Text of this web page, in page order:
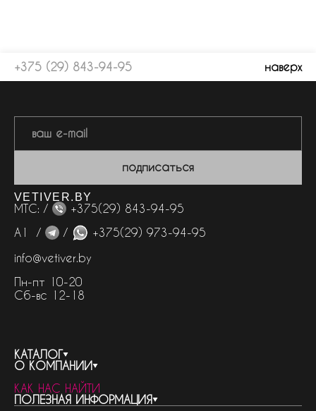
+375 (29) 843-94-95 наверх
подписаться
VETIVER.BY
МТС: /
+375(29) 843-94-95
А1 /
/
+375(29) 973-94-95
info@vetiver.by
Пн-пт 10-20
Сб-вс 12-18
КАТАЛОГ
весь каталог
бренды
женская парфюмерия
О КОМПАНИИ
контакты
о компании
КАК НАС НАЙТИ
ПОЛЕЗНАЯ ИНФОРМАЦИЯ